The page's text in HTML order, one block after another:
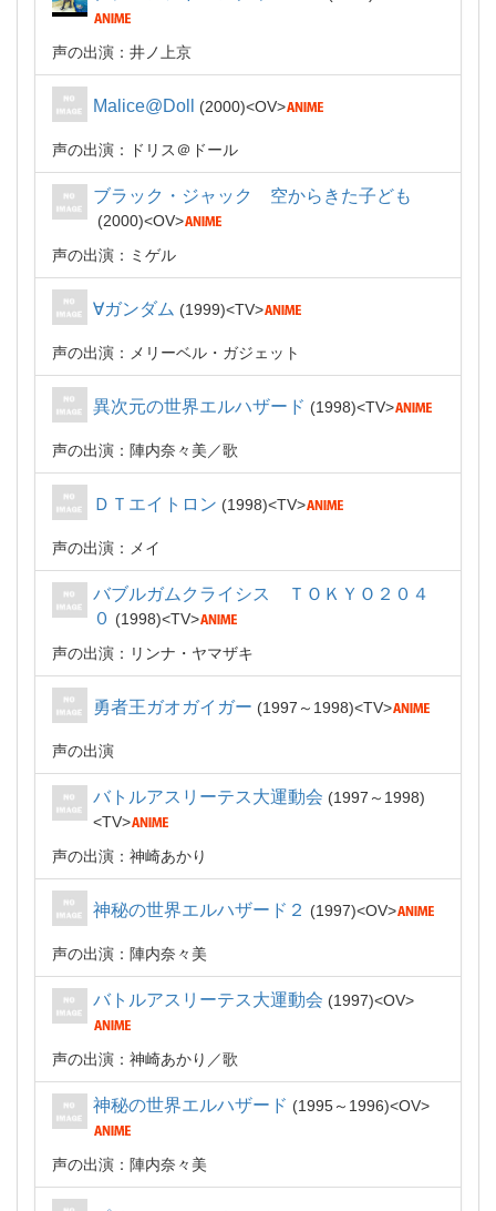
声の出演：井ノ上京
Malice@Doll 2000 OV
声の出演：ドリス＠ドール
ブラック・ジャック 空からきた子ども
2000
OV
声の出演：ミゲル
∀ガンダム 1999 TV
声の出演：メリーベル・ガジェット
異次元の世界エルハザード 1998 TV
声の出演：陣内奈々美 歌
ＤＴエイトロン 1998 TV
声の出演：メイ
バブルガムクライシス ＴＯＫＹＯ２０４
０
1998
TV
声の出演：リンナ・ヤマザキ
勇者王ガオガイガー 1997～1998 TV
声の出演
バトルアスリーテス大運動会
1997～1998
TV
声の出演：神崎あかり
神秘の世界エルハザード２ 1997 OV
声の出演：陣内奈々美
バトルアスリーテス大運動会 1997 OV
声の出演：神崎あかり 歌
神秘の世界エルハザード 1995～1996 OV
声の出演：陣内奈々美